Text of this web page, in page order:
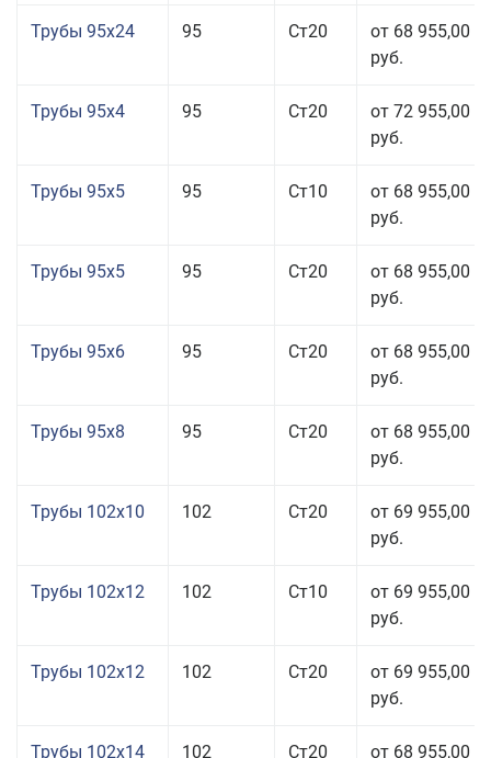
Трубы 95x24 95 Ст20
от 68 955,00
руб.
Трубы 95x4 95 Ст20
от 72 955,00
руб.
Трубы 95x5 95 Ст10
от 68 955,00
руб.
Трубы 95x5 95 Ст20
от 68 955,00
руб.
Трубы 95x6 95 Ст20
от 68 955,00
руб.
Трубы 95x8 95 Ст20
от 68 955,00
руб.
Трубы 102x10 102 Ст20
от 69 955,00
руб.
Трубы 102x12 102 Ст10
от 69 955,00
руб.
Трубы 102x12 102 Ст20
от 69 955,00
руб.
Трубы 102x14 102 Ст20 от 68 955,00